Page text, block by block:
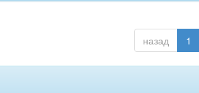
назад 1